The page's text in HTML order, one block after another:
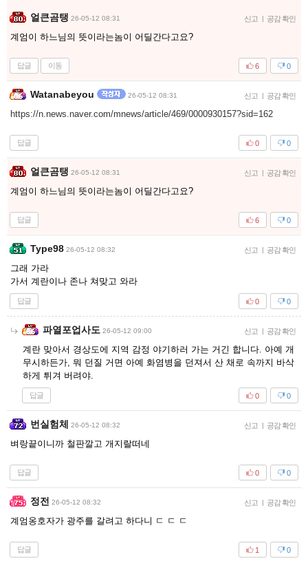
얼큰곰탱 26-05-12 08:31 신고 | 공감 확인
계엄이 하느님의 뜻이라는놈이 어딜간다고요?
답글 이동 0
6
Watanabeyou 26-05-12 08:31 신고 | 공감 확인
https://n.news.naver.com/mnews/article/469/0000930157?sid=162
답글 0
0
얼큰곰탱 26-05-12 08:31 신고 | 공감 확인
계엄이 하느님의 뜻이라는놈이 어딜간다고요?
답글 0
6
Type98 26-05-12 08:32 신고 | 공감 확인
그래 가라
가서 계란이나 존나 쳐맞고 와라
답글 0
0
파열포업사도 26-05-12 09:00 신고 | 공감 확인
계란 맞아서 경상도에 지역 감정 야기하러 가는 거긴 합니다. 아예 개
무시하든가, 뭐 던질 거면 아예 화염병을 던져서 산 채로 속까지 바삭
하게 튀겨 버려야.
답글 0
0
번실험체 26-05-12 08:32 신고 | 공감 확인
벼랑끝이니까 철판깔고 개지랄떠네
답글 0
0
정전 26-05-12 08:32 신고 | 공감 확인
계엄옹호자가 광주를 갈려고 하다니 ㄷ ㄷ ㄷ
답글 0
1